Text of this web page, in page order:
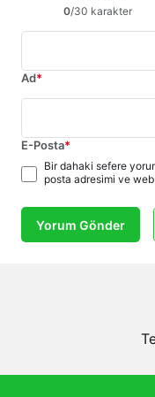
0/30 karakter
Ad*
E-Posta*
Bir dahaki sefere
posta adresimi ve
Yorum Gönder